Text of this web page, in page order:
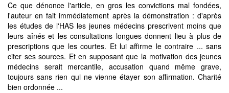
Ce que dénonce l'article, en gros les convictions mal fondées,
l'auteur en fait immédiatement après la démonstration : d'après
les études de l'HAS les jeunes médecins prescrivent moins que
leurs aînés et les consultations longues donnent lieu à plus de
prescriptions que les courtes. Et lui affirme le contraire ... sans
citer ses sources. Et en supposant que la motivation des jeunes
médecins serait mercantile, accusation quand même grave,
toujours sans rien qui ne vienne étayer son affirmation. Charité
bien ordonnée ...